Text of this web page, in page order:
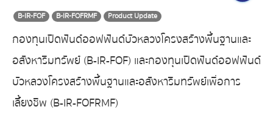
B-IR-FOF B-IR-FOFRMF Product Update
กองทุนเปิดฟันด์ออฟฟันด์บัวหลวงโครงสร้างพื้นฐานและ
อสังหาริมทรัพย์ (B-IR-FOF) และกองทุนเปิดฟันด์ออฟฟันด์
บัวหลวงโครงสร้างพื้นฐานและอสังหาริมทรัพย์เพื่อการ
เลี้ยงชีพ (B-IR-FOFRMF)